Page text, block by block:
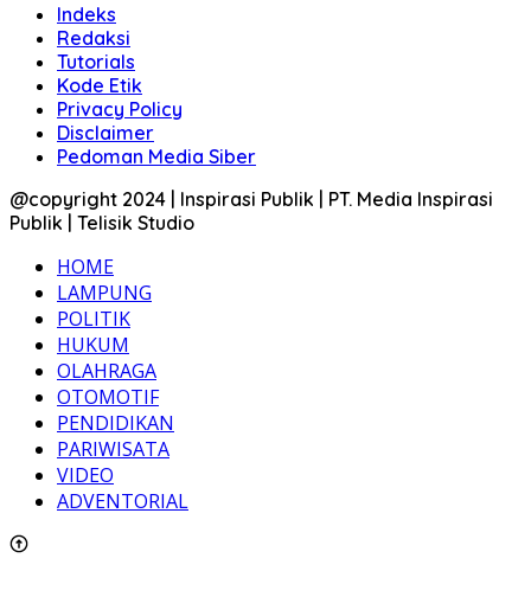
Indeks
Redaksi
Tutorials
Kode Etik
Privacy Policy
Disclaimer
Pedoman Media Siber
@copyright 2024 | Inspirasi Publik | PT. Media Inspirasi
Publik | Telisik Studio
HOME
LAMPUNG
POLITIK
HUKUM
OLAHRAGA
OTOMOTIF
PENDIDIKAN
PARIWISATA
VIDEO
ADVENTORIAL